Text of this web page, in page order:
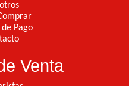
Pago
Venta